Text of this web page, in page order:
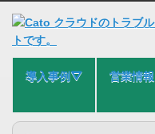
導入事例⛛ 営業情